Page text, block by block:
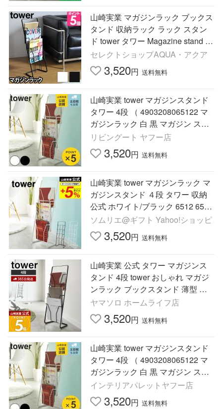
山崎実業 マガジンラック ブックス
タンド 収納ラック ラック スタン
ド tower タワー Magazine stand マ
ガジンスタンド 6512 6513
セレクトショップAQUA・アクア
3,520円 送料無料
山崎実業 tower マガジンスタンド
タワー 4段 （ 4903208065122 マ
ガジンラック 白 黒 マガジン スタ
ンド ラック 四段 ディスプレイ 雑
誌 本 新聞 ）
リビングート ヤフー店
3,520円 送料無料
山崎実業 tower マガジンラック マ
ガジンスタンド ４段 タワー 収納
公式 ホワイト/ブラック 6512 6513
送料無料 リビングインテリア 雑貨
ソムリエ@ギフト Yahoo!ショッピ
3,520円 送料無料
山崎実業 公式 タワー マガジンス
タンド 4段 tower おしゃれ マガジ
ンラック ブックスタンド 薄型 ス
リム 縦型 本棚 雑誌収納 6512 651
3
ヤマソロ ホームライフ店
3,520円 送料無料
山崎実業 tower マガジンスタンド
タワー 4段 （ 4903208065122 マ
ガジンラック 白 黒 マガジン スタ
ンド ラック 四段 ディスプレイ 雑
誌 本 新聞 ）
インテリアパレットヤフー店
3,520円 送料無料